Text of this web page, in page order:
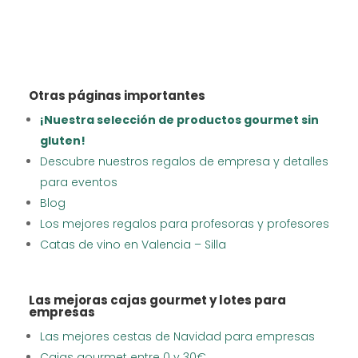
Otras páginas importantes
¡Nuestra selección de productos gourmet sin
gluten!
Descubre nuestros regalos de empresa y detalles
para eventos
Blog
Los mejores regalos para profesoras y profesores
Catas de vino en Valencia – Silla
Las mejoras cajas gourmet y lotes para
empresas
Las mejores cestas de Navidad para empresas